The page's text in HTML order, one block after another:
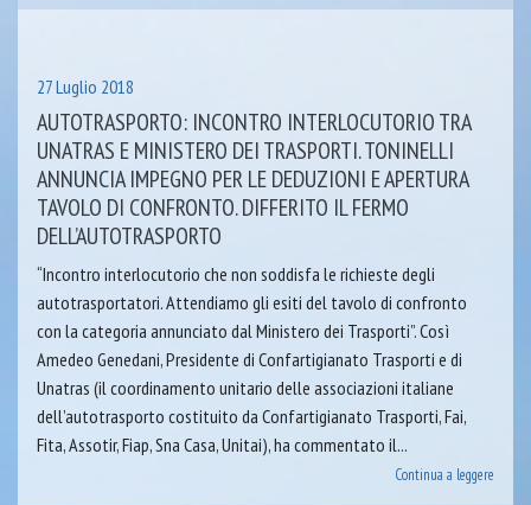
27 Luglio 2018
AUTOTRASPORTO: INCONTRO INTERLOCUTORIO TRA
UNATRAS E MINISTERO DEI TRASPORTI. TONINELLI
ANNUNCIA IMPEGNO PER LE DEDUZIONI E APERTURA
TAVOLO DI CONFRONTO. DIFFERITO IL FERMO
DELL’AUTOTRASPORTO
“Incontro interlocutorio che non soddisfa le richieste degli
autotrasportatori. Attendiamo gli esiti del tavolo di confronto
con la categoria annunciato dal Ministero dei Trasporti”. Così
Amedeo Genedani, Presidente di Confartigianato Trasporti e di
Unatras (il coordinamento unitario delle associazioni italiane
dell’autotrasporto costituito da Confartigianato Trasporti, Fai,
Fita, Assotir, Fiap, Sna Casa, Unitai), ha commentato il...
Continua a leggere